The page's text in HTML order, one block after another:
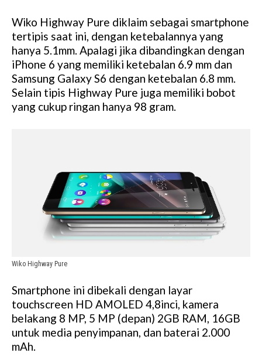
Wiko Highway Pure diklaim sebagai smartphone
tertipis saat ini, dengan ketebalannya yang
hanya 5.1mm. Apalagi jika dibandingkan dengan
iPhone 6 yang memiliki ketebalan 6.9 mm dan
Samsung Galaxy S6 dengan ketebalan 6.8 mm.
Selain tipis Highway Pure juga memiliki bobot
yang cukup ringan hanya 98 gram.
Wiko Highway Pure
Smartphone ini dibekali dengan layar
touchscreen HD AMOLED 4,8inci, kamera
belakang 8 MP, 5 MP (depan) 2GB RAM, 16GB
untuk media penyimpanan, dan baterai 2.000
mAh.